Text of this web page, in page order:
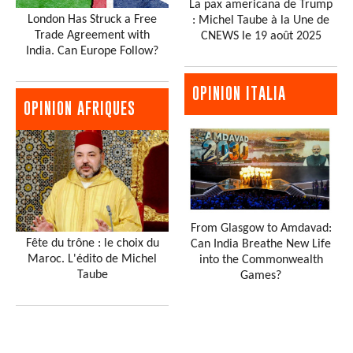
London Has Struck a Free
Trade Agreement with
India. Can Europe Follow?
OPINION AFRIQUES
Fête du trône : le choix du
Maroc. L'édito de Michel
Taube
La pax americana de Trump
: Michel Taube à la Une de
CNEWS le 19 août 2025
OPINION ITALIA
From Glasgow to Amdavad:
Can India Breathe New Life
into the Commonwealth
Games?